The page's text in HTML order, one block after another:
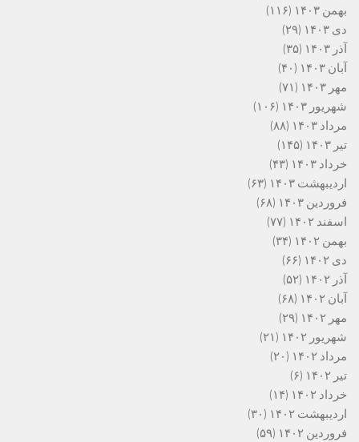
بهمن ۱۴۰۳
(۱۱۶)
دی ۱۴۰۳
(۲۹)
آذر ۱۴۰۳
(۳۵)
آبان ۱۴۰۳
(۴۰)
مهر ۱۴۰۳
(۷۱)
شهریور ۱۴۰۳
(۱۰۶)
مرداد ۱۴۰۳
(۸۸)
تیر ۱۴۰۳
(۱۴۵)
خرداد ۱۴۰۳
(۴۳)
اردیبهشت ۱۴۰۳
(۶۳)
فروردین ۱۴۰۳
(۶۸)
اسفند ۱۴۰۲
(۷۷)
بهمن ۱۴۰۲
(۳۴)
دی ۱۴۰۲
(۶۶)
آذر ۱۴۰۲
(۵۲)
آبان ۱۴۰۲
(۶۸)
مهر ۱۴۰۲
(۲۹)
شهریور ۱۴۰۲
(۲۱)
مرداد ۱۴۰۲
(۲۰)
تیر ۱۴۰۲
(۶)
خرداد ۱۴۰۲
(۱۴)
اردیبهشت ۱۴۰۲
(۳۰)
فروردین ۱۴۰۲
(۵۹)